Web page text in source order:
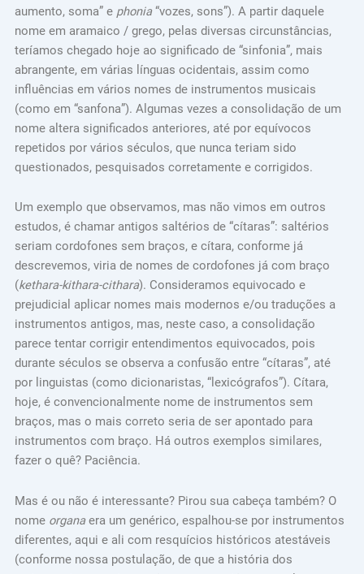
aumento, soma” e phonia“vozes, sons”). A partir daquele
nome em aramaico / grego, pelas diversas circunstâncias,
teríamos chegado hoje ao significado de “sinfonia”, mais
abrangente, em várias línguas ocidentais, assim como
influências em vários nomes de instrumentos musicais
(como em “sanfona”). Algumas vezes a consolidação de um
nome altera significados anteriores, até por equívocos
repetidos por vários séculos, que nunca teriam sido
questionados, pesquisados corretamente e corrigidos.
Um exemplo que observamos, mas não vimos em outros
estudos, é chamar antigos saltérios de “cítaras”: saltérios
seriam cordofones sem braços, e cítara, conforme já
descrevemos, viria de nomes de cordofones já com braço
(kethara-kithara-cithara). Consideramos equivocado e
prejudicial aplicar nomes mais modernos e/ou traduções a
instrumentos antigos, mas, neste caso, a consolidação
parece tentar corrigir entendimentos equivocados, pois
durante séculos se observa a confusão entre “cítaras”, até
por linguistas (como dicionaristas, “lexicógrafos”). Cítara,
hoje, é convencionalmente nome de instrumentos sem
braços, mas o mais correto seria de ser apontado para
instrumentos com braço. Há outros exemplos similares,
fazer o quê? Paciência.
Mas é ou não é interessante? Pirou sua cabeça também? O
nome organaera um genérico, espalhou-se por instrumentos
diferentes, aqui e ali com resquícios históricos atestáveis
(conforme nossa postulação, de que a história dos